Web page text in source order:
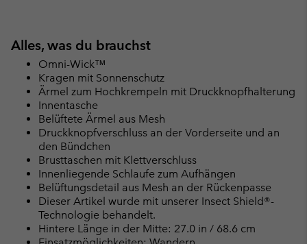
Alles, was du brauchst
Omni-Wick™
Kragen mit Sonnenschutz
Ärmel zum Hochkrempeln mit Druckknopfhalterung
Innentasche
Belüftete Ärmel aus Mesh
Druckknopfverschluss an der Vorderseite und an
den Bündchen
Brusttaschen mit Klettverschluss
Innenliegende Schlaufe zum Aufhängen
Belüftungsdetail aus Mesh an der Rückenpasse
Dieser Artikel wurde mit unserer Insect Shield®-
Technologie behandelt.
Hintere Länge in der Mitte: 27.0 in / 68.6 cm